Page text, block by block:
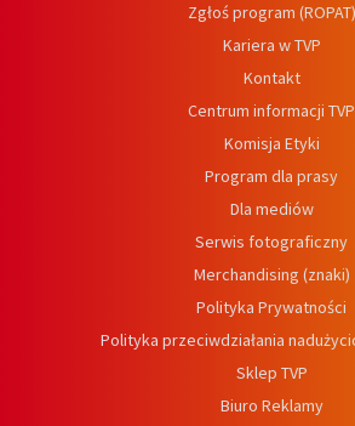
Zgłoś program (ROPAT)
Kariera w TVP
Kontakt
Centrum informacji TVP
Komisja Etyki
Program dla prasy
Dla mediów
Serwis fotograficzny
Merchandising (znaki)
Polityka Prywatności
Polityka przeciwdziałania
Sklep TVP
Biuro Reklamy